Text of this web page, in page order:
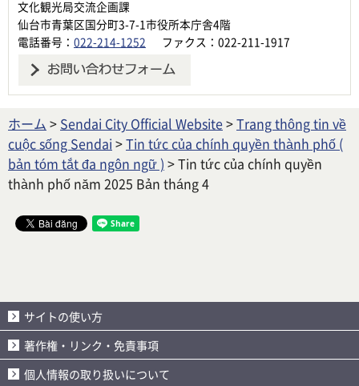
文化観光局交流企画課
仙台市青葉区国分町3-7-1市役所本庁舎4階
電話番号： 022-214-1252 ファクス：022-211-1917
ホーム > Sendai City Official Website>Trang thông tin về
cuộc sống Sendai >Tin tức của chính quyền thành phố (
bản tóm tắt đa ngôn ngữ ) > Tin tức của chính quyền
thành phố năm 2025 Bản tháng 4
サイトの使い方
著作権・リンク・免責事項
個人情報の取り扱いについて